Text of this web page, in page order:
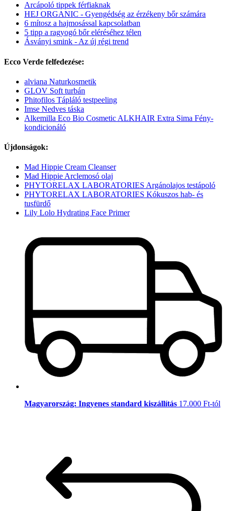
Arcápoló tippek férfiaknak
HEJ ORGANIC - Gyengédség az érzékeny bőr számára
6 mítosz a hajmosással kapcsolatban
5 tipp a ragyogó bőr eléréséhez télen
Ásványi smink - Az új régi trend
Ecco Verde felfedezése:
alviana Naturkosmetik
GLOV Soft turbán
Phitofilos Tápláló testpeeling
Imse Nedves táska
Alkemilla Eco Bio Cosmetic ALKHAIR Extra Sima Fény-
kondicionáló
Újdonságok:
Mad Hippie Cream Cleanser
Mad Hippie Arclemosó olaj
PHYTORELAX LABORATORIES Argánolajos testápoló
PHYTORELAX LABORATORIES Kókuszos hab- és
tusfürdő
Lily Lolo Hydrating Face Primer
Magyarország: Ingyenes standard kiszállítás 17.000 Ft-tól